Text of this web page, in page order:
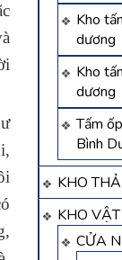
Kho
dương
Kho
dương
Tấm
Bình
KHO
KHO
CỬA